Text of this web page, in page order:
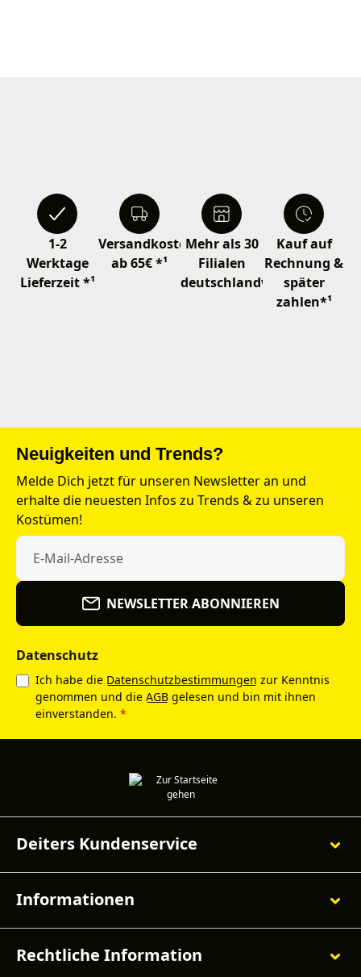
1-2
Werktage
Lieferzeit *¹
Versandkostenfrei
ab 65€ *¹
Mehr als 30
Filialen
deutschlandweit
Kauf auf
Rechnung &
später
zahlen*¹
Neuigkeiten und Trends?
Melde Dich jetzt für unseren Newsletter an und
erhalte die neuesten Infos zu Trends & zu unseren
Kostümen!
NEWSLETTER ABONNIEREN
Datenschutz
Ich habe die Datenschutzbestimmungen zur Kenntnis
genommen und die AGB gelesen und bin mit ihnen
einverstanden. *
Deiters Kundenservice
Informationen
Rechtliche Information